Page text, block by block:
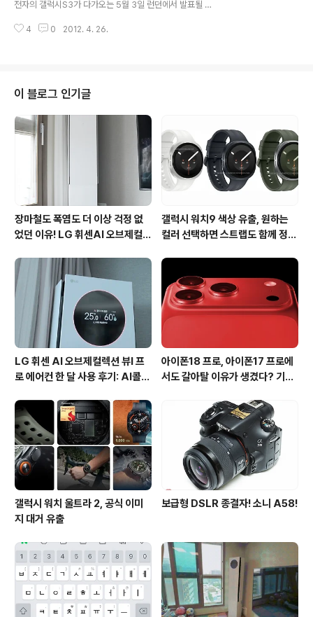
를 탑재하고 있음을 알려주고 있습니다. 여기서 주목할만
전자의 갤럭시S3가 다가오는 5월 3일 런던에서 발표될 예
상이 공개되면서 출시가 코앞임을 실감하게 되는것 같습니
3의 스팩을 공개했습니다. AnTuTu에 의하면 갤럭시S3는
1.4GHz 듀얼코어 엑시노스 4212 프로세서와 4.7인치 1
280x720 디스플레이, 1GB의 램과 1200만 화소의 후
면 카메라, 200만 화소의 전면 카메라를 탑재하고 있음을
알려주고 있습니다. 여기서 주목할만한 건 AP인데, AnTu
Tu에서는 ..
4 0 2012. 4. 26.
이 블로그 인기글
장마철도 폭염도 더 이상 걱정 없
었던 이유! LG 휘센AI 오브제컬렉
사용 후기
갤럭시 워치9 색상 유출, 원하는
컬러 선택하면 스트랩도 함께 정해
LG 휘센 AI 오브제컬렉션 뷰I 프
로 에어컨 한 달 사용 후기: AI콜드
아이폰18 프로, 아이폰17 프로에
서도 갈아탈 이유가 생겼다? 기대
갤럭시 워치 울트라 2, 공식 이미
지 대거 유출
보급형 DSLR 종결자! 소니 A58!